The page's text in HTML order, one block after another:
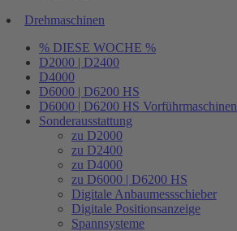
Drehmaschinen
% DIESE WOCHE %
D2000 | D2400
D4000
D6000 | D6200 HS
D6000 | D6200 HS Vorführmaschinen
Sonderausstattung
zu D2000
zu D2400
zu D4000
zu D6000 | D6200 HS
Digitale Anbaumessschieber
Digitale Positionsanzeige
Spannsysteme